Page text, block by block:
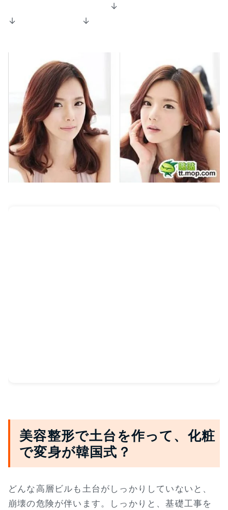
↓
↓ ↓
美容整形で土台を作って、化粧
で変身が韓国式？
どんな高層ビルも土台がしっかりしていないと、
崩壊の危険が伴います。しっかりと、基礎工事を